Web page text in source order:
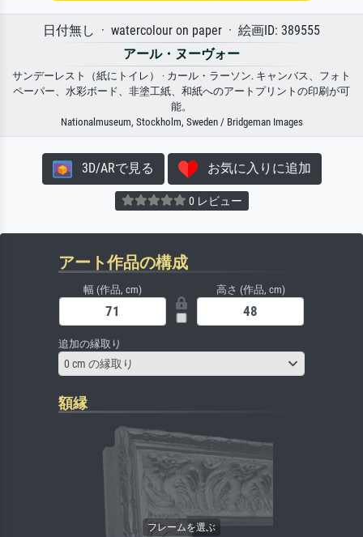
日付無し · watercolour on paper · 絵画ID: 389555
アール・ヌーヴォー
サンデーレスト（紙にトイレ） · カール・ラーソン. キャンバス、フォト
ペーパー、水彩ボード、非塗工紙、和紙へのアートプリントの印刷が可
能。
Nationalmuseum, Stockholm, Sweden / Bridgeman Images
3D/ARで見る お気に入りに追加
0 レビュー
アート作品の構成
幅 (作品, cm) 高さ (作品, cm)
追加の縁取り
0 cm の縁取り
額縁